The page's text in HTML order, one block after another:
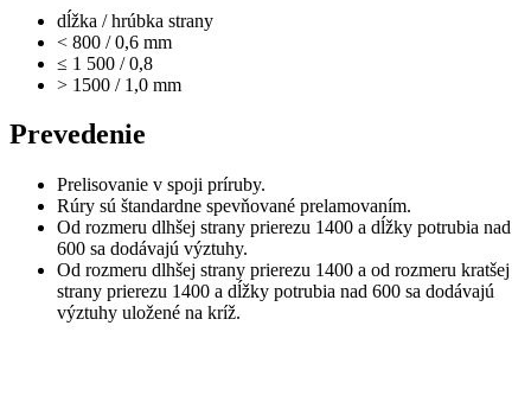
dĺžka / hrúbka strany
< 800 / 0,6 mm
≤ 1 500 / 0,8
> 1500 / 1,0 mm
Prevedenie
Prelisovanie v spoji príruby.
Rúry sú štandardne spevňované prelamovaním.
Od rozmeru dlhšej strany prierezu 1400 a dĺžky potrubia nad
600 sa dodávajú výztuhy.
Od rozmeru dlhšej strany prierezu 1400 a od rozmeru kratšej
strany prierezu 1400 a dĺžky potrubia nad 600 sa dodávajú
výztuhy uložené na kríž.